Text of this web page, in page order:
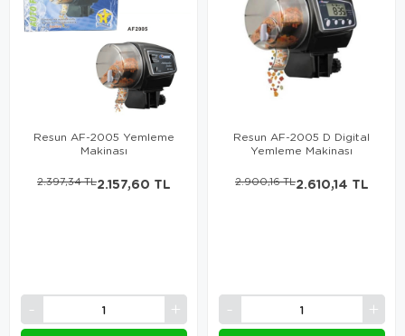
Resun AF-2005 Yemleme
Makinası
2.157,60 TL
2.397,34 TL
Resun AF-2005 D Digital
Yemleme Makinası
2.610,14 TL
2.900,16 TL